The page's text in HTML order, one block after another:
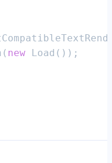
new Load());